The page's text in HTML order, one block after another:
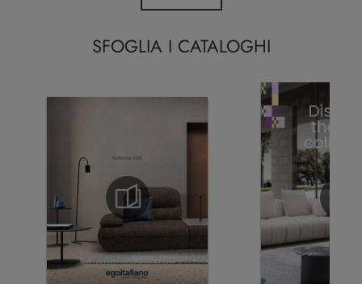
SFOGLIA I CATALOGHI